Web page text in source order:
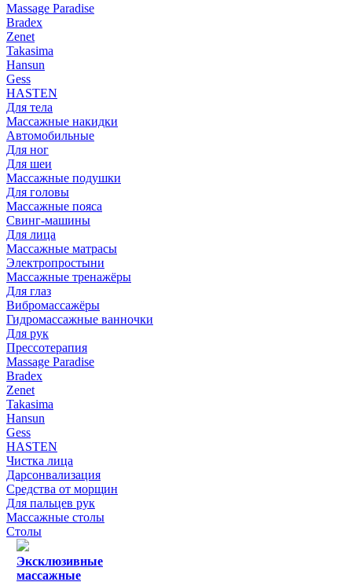
Massage Paradise
Bradex
Zenet
Takasima
Hansun
Gess
HASTEN
Для тела
Массажные накидки
Автомобильные
Для ног
Для шеи
Массажные подушки
Для головы
Массажные пояса
Свинг-машины
Для лица
Массажные матрасы
Электропростыни
Массажные тренажёры
Для глаз
Вибромассажёры
Гидромассажные ванночки
Для рук
Прессотерапия
Massage Paradise
Bradex
Zenet
Takasima
Hansun
Gess
HASTEN
Чистка лица
Дарсонвализация
Средства от морщин
Для пальцев рук
Массажные столы
Столы
Эксклюзивные
массажные